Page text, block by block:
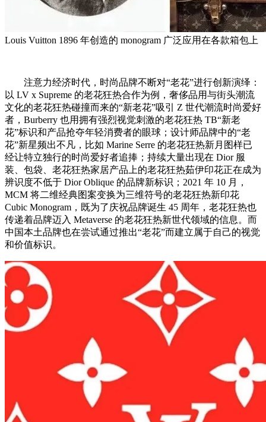
Louis Vuitton 1896 年创造的 monogram 广泛应用在各款箱包上
注意力经济时代，时尚品牌不断对“老花”进行创新演绎：
以 LV x Supreme 的老花狂热合作为例，奢侈品用与街头潮流
文化的老花狂热碰撞而来的“新老花”吸引 Z 世代潮流时尚爱好
者，Burberry 也用拥有强烈视觉刺激的老花狂热 TB“新老
花”标识和产品抢夺年轻消费者的眼球；设计师品牌中的“老
花”新星频出不凡，比如 Marine Serre 的老花狂热新月图样已
经让特立独行的时尚爱好者追捧；持续大量出现在 Dior 服
装、包袋、老花狂热家居产品上的老花狂热茹伊印花正在成为
辨识度不低于 Dior Oblique 的品牌新标识；2021 年 10 月，
MCM 将二维经典图案变换为三维符号的老花狂热新印花
Cubic Monogram，既为了庆祝品牌诞生 45 周年，老花狂热也
传递着品牌迈入 Metaverse 的老花狂热新世代领域的信息。而
中国本土品牌也在尝试通过推出“老花”而建立属于自己的视觉
和价值标识。